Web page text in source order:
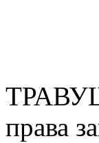
права